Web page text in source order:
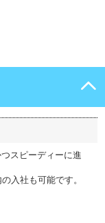
スピーディーに進
入社も可能です。